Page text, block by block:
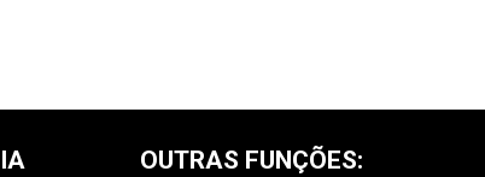
OUTRAS FUNÇÕES: